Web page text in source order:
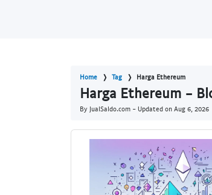
Home Tag Harga Ethereum
Harga Ethereum -
By JualSaldo.com - Updated on Aug 6, 2026